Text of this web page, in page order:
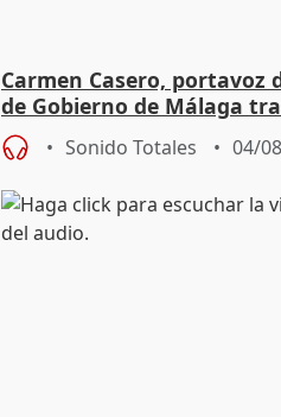
Carmen Casero, portavoz
de Gobierno de Málaga
de Pérez de Siles
Sonido Totales 04/